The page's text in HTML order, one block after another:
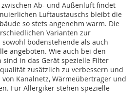
Ab- und Außenluft findet
Luftaustauschs bleibt die
so stets angenehm warm. Die
Varianten zur
bodenstehende als auch
angeboten. Wie auch bei den
sind in das Gerät spezielle Filter
zusätzlich zu verbessern und
Kanalnetz, Wärmeübertrager und
Für Allergiker stehen spezielle